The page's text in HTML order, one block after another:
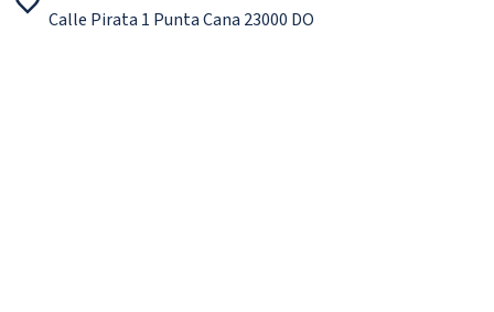
Calle Pirata 1 Punta Cana 23000 DO